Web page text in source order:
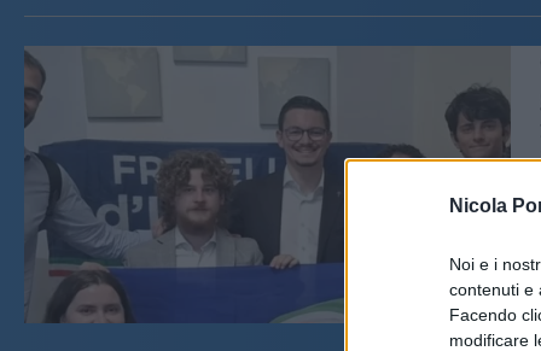
Nicola
Noi e i
contenuti e
Facendo
modificare